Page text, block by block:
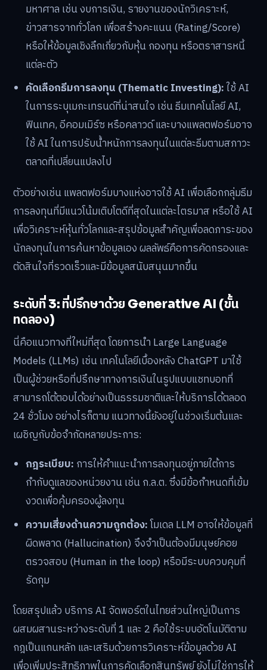
มหาศาล เช่น งบการเงิน, รายงานของนักวิเคราะห์,
ข่าวสารจากทั่วโลก เพื่อสร้างคะแนน (Rating/Score)
หรือให้ข้อมูลเชิงลึกเกี่ยวกับหุ้น กองทุน หรือตราสารหนี้
แต่ละตัว
คัดเลือกธีมการลงทุน (Thematic Investing):ใช้ AI
ในการระบุเมกะเทรนด์ที่น่าสนใจ เช่น ธีมเทคโนโลยี AI,
ฟินเทค, อีคอมเมิร์ซ หรือคลาวด์ และบางแพลตฟอร์มอาจ
ใช้ AI ในการปรับน้ำหนักการลงทุนในแต่ละธีมตามสภาวะ
ตลาดที่เปลี่ยนแปลงไป
ตัวอย่างเช่น แพลตฟอร์มบางแห่งอาจใช้ AI เพื่อเลือกกลุ่มธีม
การลงทุนที่มีแนวโน้มเติบโตดีที่สุดในแต่ละไตรมาส หรือใช้ AI
เพื่อวิเคราะห์หุ้นทั่วโลกและสรุปข้อมูลสำคัญเพื่อลดภาระของ
นักลงทุนในการค้นหาข้อมูลเอง ผลลัพธ์คือการคัดกรองและ
ตัดสินใจที่รวดเร็วและมีข้อมูลสนับสนุนมากขึ้น
ระดับที่ 3: ที่ปรึกษาด้วย Generative AI (ขั้น
ทดลอง)
นี่คือแนวทางที่ใหม่ที่สุด โดยการนำ Large Language
Models (LLMs) เช่น เทคโนโลยีเบื้องหลัง ChatGPT มาใช้
เป็นผู้ช่วยหรือที่ปรึกษาทางการเงินในรูปแบบแชทบอทที่
สามารถโต้ตอบได้อย่างเป็นธรรมชาติและให้บริการได้ตลอด
24 ชั่วโมง อย่างไรก็ตาม แนวทางนี้ยังอยู่ในช่วงเริ่มต้นและ
เผชิญกับข้อจำกัดหลายประการ:
กฎระเบียบ: การให้คำแนะนำการลงทุนอยู่ภายใต้การ
กำกับดูแลของหน่วยงาน เช่น ก.ล.ต. ซึ่งมีข้อกำหนดที่เข้ม
งวดเพื่อคุ้มครองผู้ลงทุน
ความเสี่ยงด้านความถูกต้อง:โมเดล LLM อาจให้ข้อมูลที่
ผิดพลาด (Hallucination) จึงจำเป็นต้องมีมนุษย์คอย
ตรวจสอบ (Human in the loop) หรือมีระบบควบคุมที่
รัดกุม
โดยสรุปแล้ว บริการ AI จัดพอร์ตในไทยส่วนใหญ่เป็นการ
ผสมผสานระหว่างระดับที่ 1 และ 2 คือใช้ระบบอัตโนมัติตาม
กฎเป็นแกนหลัก และเสริมด้วยการวิเคราะห์ข้อมูลด้วย AI
เพื่อเพิ่มประสิทธิภาพในการคัดเลือกสินทรัพย์ ยังไม่ใช่การให้